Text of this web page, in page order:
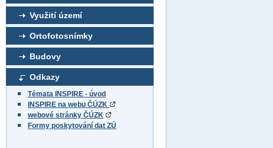
Využití území
Ortofotosnímky
Budovy
Odkazy
Témata INSPIRE - úvod
INSPIRE na webu ČÚZK
webové stránky ČÚZK
Formy poskytování dat ZÚ